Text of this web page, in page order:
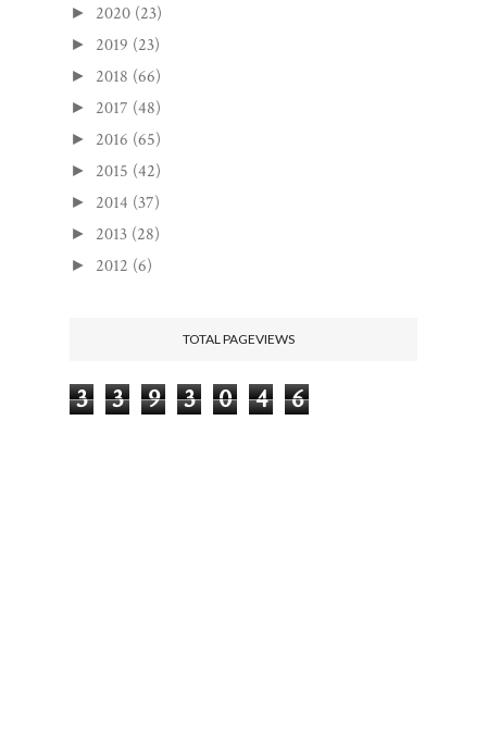
► 2020 (23)
► 2019 (23)
► 2018 (66)
► 2017 (48)
► 2016 (65)
► 2015 (42)
► 2014 (37)
► 2013 (28)
► 2012 (6)
TOTAL PAGEVIEWS
3 3 9 3 0 4 6